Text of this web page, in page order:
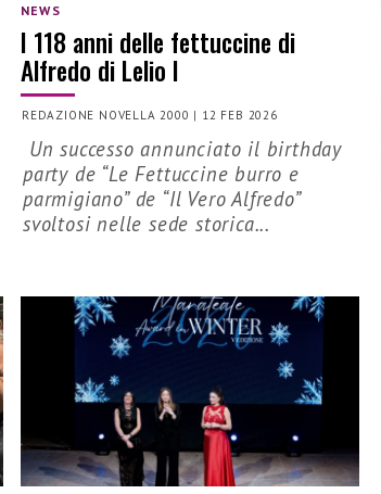
NEWS
I 118 anni delle fettuccine di
Alfredo di Lelio I
REDAZIONE NOVELLA 2000 | 12 FEB 2026
Un successo annunciato il birthday
party de “Le Fettuccine burro e
parmigiano” de “Il Vero Alfredo”
svoltosi nelle sede storica...